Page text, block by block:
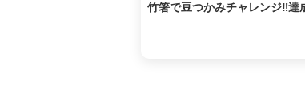
竹箸で豆つかみチャレンジ‼︎達